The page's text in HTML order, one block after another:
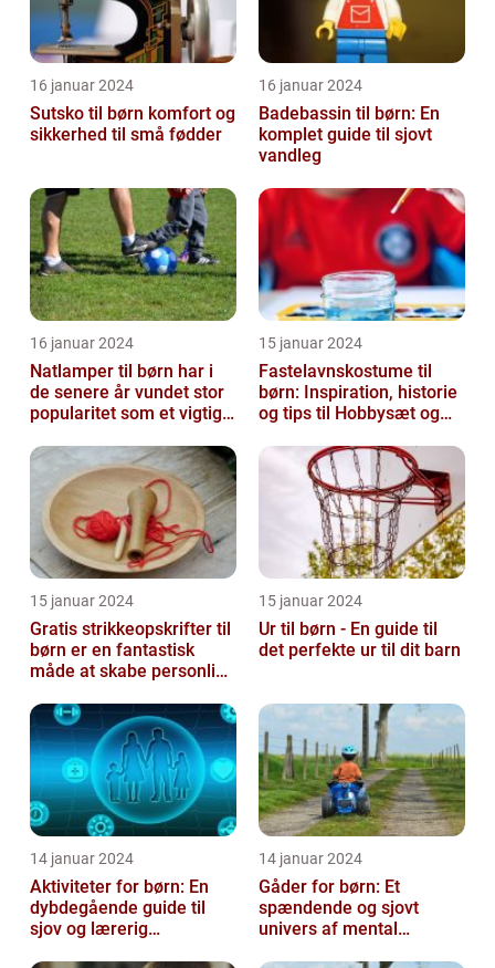
16 januar 2024
Sutsko til børn komfort og
sikkerhed til små fødder
16 januar 2024
Badebassin til børn: En
komplet guide til sjovt
vandleg
16 januar 2024
Natlamper til børn har i
de senere år vundet stor
popularitet som et vigtigt
børneværelset...
15 januar 2024
Fastelavnskostume til
børn: Inspiration, historie
og tips til Hobbysæt og
15 januar 2024
Gratis strikkeopskrifter til
børn er en fantastisk
måde at skabe personlige
15 januar 2024
Ur til børn - En guide til
det perfekte ur til dit barn
14 januar 2024
Aktiviteter for børn: En
dybdegående guide til
sjov og lærerig
14 januar 2024
Gåder for børn: Et
spændende og sjovt
univers af mental